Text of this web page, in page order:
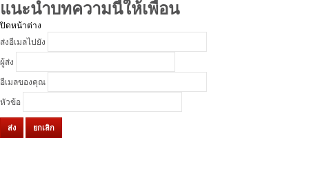
แนะนำบทความนี้ให้เพื่อน
ปิดหน้าต่าง
ส่งอีเมลไปยัง
ผู้ส่ง
อีเมลของคุณ
หัวข้อ
ส่ง ยกเลิก